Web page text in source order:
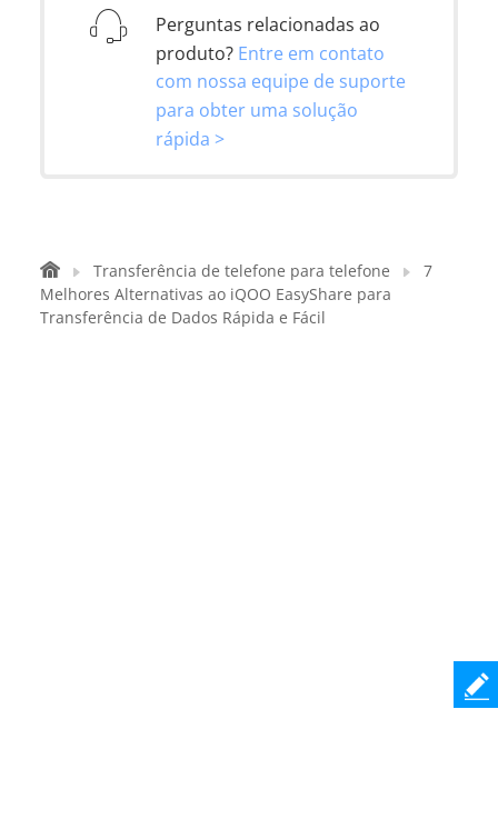
Perguntas relacionadas ao
produto? Entre em contato
com nossa equipe de suporte
para obter uma solução
rápida >
Transferência de telefone para telefone
7
Melhores Alternativas ao iQOO EasyShare para
Transferência de Dados Rápida e Fácil